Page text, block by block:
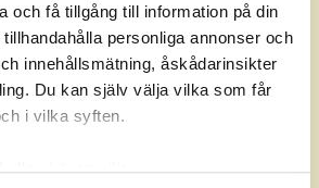
och få tillgång till information på din
personliga annonser och
innehållsmätning, åskådarinsikter
Du kan själv välja vilka som får
i vilka syften.
vi även vilja:
Ranking. Handicapgräsen är 6,0
10,0 för flickor.
Svenska Juniortouren och dess